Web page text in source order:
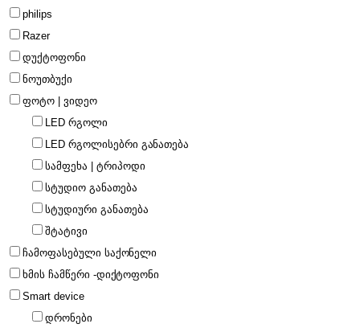
philips
Razer
დუქტოფონი
ნოუთბუქი
ფოტო | ვიდეო
LED რგოლი
LED რგოლისებრი განათება
სამფეხა | ტრიპოდი
სტუდიო განათება
სტუდიური განათება
შტატივი
ჩამოფასებული საქონელი
ხმის ჩამწერი -დიქტოფონი
Smart device
დრონები